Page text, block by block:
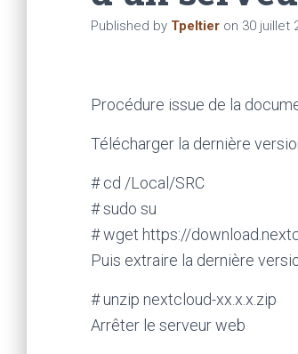
Published by Tpeltier on 30 juillet
Procédure issue de la
Télécharger la dernière
# cd /Local/SRC
# sudo su
# wget https://
Puis extraire la dernière
# unzip nextcloud-xx.x.x.zip
Arrêter le serveur web